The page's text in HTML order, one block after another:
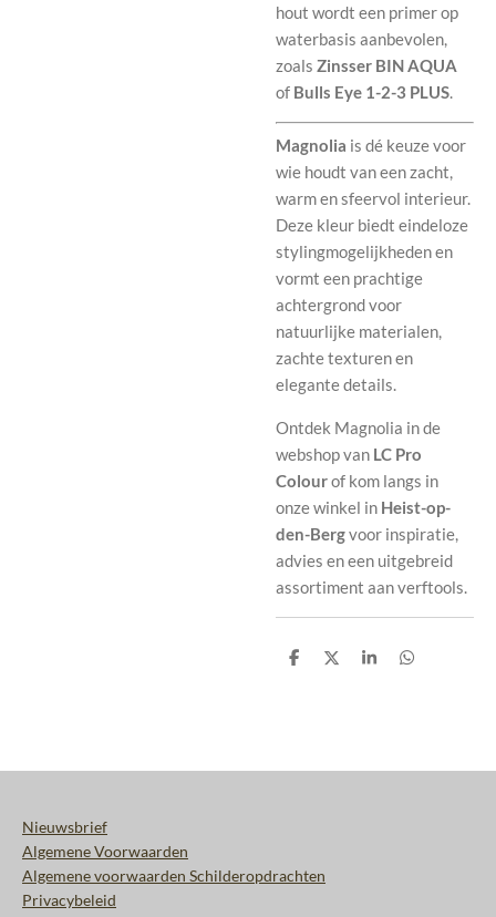
hout wordt een primer op
waterbasis aanbevolen,
zoals Zinsser BIN AQUA
of Bulls Eye 1-2-3 PLUS.
Magnolia is dé keuze voor
wie houdt van een zacht,
warm en sfeervol interieur.
Deze kleur biedt eindeloze
stylingmogelijkheden en
vormt een prachtige
achtergrond voor
natuurlijke materialen,
zachte texturen en
elegante details.
Ontdek Magnolia in de
webshop van LC Pro
Colourof kom langs in
onze winkel in Heist-op-
den-Bergvoor inspiratie,
advies en een uitgebreid
assortiment aan verftools.
D
D
S
D
Nieuwsbrief
Algemene Voorwaarden
Algemene voorwaarden Schilderopdrachten
Privacybeleid